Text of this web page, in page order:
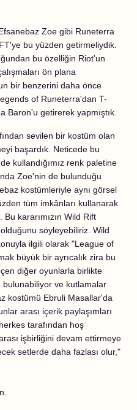
Zoe gibi Runeterra
bu yüzden getirmeliydik.
bu özelliğin Riot'un
ön plana
bir benzerini daha önce
of Runeterra'dan T-
Baron'u getirerek yapmıştık.
sevilen bir kostüm olan
başardık. Neticede bu
kullandığımız renk paletine
Zoe'nin de bulunduğu
kostümleriyle aynı görsel
tüm imkânları kullanarak
kararımızın Wild Rift
söyleyebiliriz. Wild
ilgili olarak "League of
büyük bir ayrıcalık zira bu
diğer oyunlarla birlikte
bulunabiliyor ve kutlamalar
kostümü Ebruli Masallar'da
arası içerik paylaşımları
tarafından hoş
işbirliğini devam ettirmeye
setlerde daha fazlası olur,"